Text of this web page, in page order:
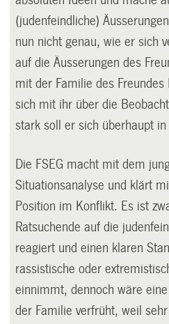
(judenfeindliche)
nun nicht genau, wie er sich
auf die Äusserungen des
mit der Familie des
sich mit ihr über die
stark soll er sich überhaupt in
Die FSEG macht mit dem
Situationsanalyse und klärt
Position im Konflikt. Es ist
Ratsuchende auf die
reagiert und einen klaren
rassistische oder
einnimmt, dennoch wäre
der Familie verfrüht, weil